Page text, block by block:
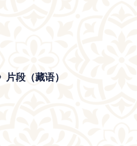
片段（藏语）